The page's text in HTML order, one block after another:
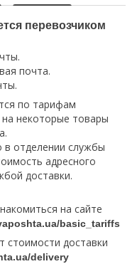
перевозчиком
почта.
по тарифам
на некоторые товары
в отделении службы
адресного
доставки.
на сайте
basic_tariffs
стоимости доставки
delivery